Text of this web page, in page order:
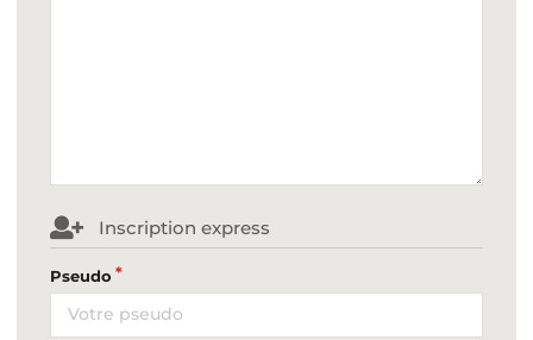
Inscription express
Pseudo